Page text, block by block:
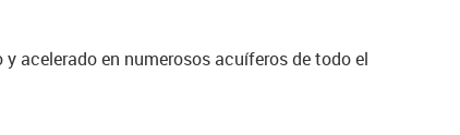
acelerado en numerosos acuíferos de todo el